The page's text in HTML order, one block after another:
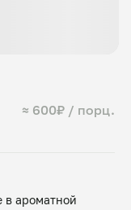
≈ 600₽ / порц.
в ароматной